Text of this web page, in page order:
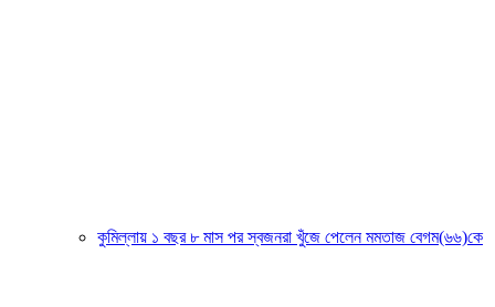
কুমিল্লায় ১ বছর ৮ মাস পর স্বজনরা খুঁজে পেলেন মমতাজ বেগম(৬৬)কে